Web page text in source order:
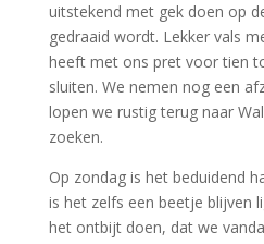
uitstekend met gek doen op
gedraaid wordt. Lekker vals
heeft met ons pret voor tien
sluiten. We nemen nog een
lopen we rustig terug naar
zoeken.
Op zondag is het beduidend
is het zelfs een beetje blijven
het ontbijt doen, dat we